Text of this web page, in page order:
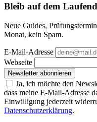
Bleib auf dem
Neue Guides,
Monat, kein Spam.
E-Mail-Adresse
Webseite
Newsletter abonnieren
Ja, ich möchte den
dass meine E-Mail-Adresse
Einwilligung jederzeit
Datenschutzerklärung.